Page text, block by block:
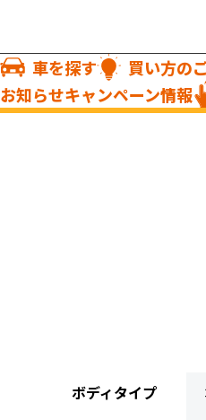
車を探す 買い方の
お知らせキャンペーン情報
ボディタイプ